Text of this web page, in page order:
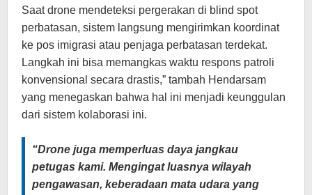
Saat drone mendeteksi pergerakan di blind spot
perbatasan, sistem langsung mengirimkan koordinat
ke pos imigrasi atau penjaga perbatasan terdekat.
Langkah ini bisa memangkas waktu respons patroli
konvensional secara drastis,” tambah Hendarsam
yang menegaskan bahwa hal ini menjadi keunggulan
dari sistem kolaborasi ini.
“Drone juga memperluas daya jangkau
petugas kami. Mengingat luasnya wilayah
pengawasan, keberadaan mata udara yang